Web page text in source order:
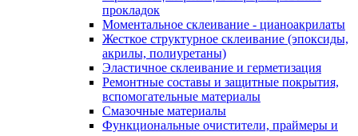
прокладок
Моментальное склеивание - цианоакрилаты
Жесткое структурное склеивание (эпоксиды,
акрилы, полиуретаны)
Эластичное склеивание и герметизация
Ремонтные составы и защитные покрытия,
вспомогательные материалы
Смазочные материалы
Функциональные очистители, праймеры и